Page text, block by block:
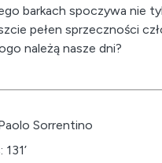
barkach spoczywa nie
pełen sprzeczności
należą nasze dni?
Sorrentino
131’